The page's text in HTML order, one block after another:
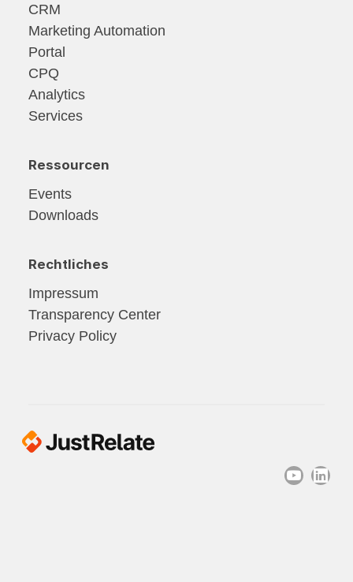
CRM
Marketing Automation
Portal
CPQ
Analytics
Services
Ressourcen
Events
Downloads
Rechtliches
Impressum
Transparency Center
Privacy Policy